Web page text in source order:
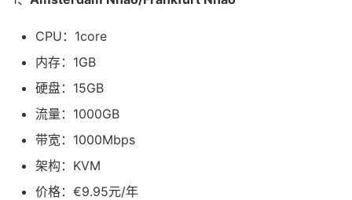
CPU：1core
内存：1GB
硬盘：15GB
流量：1000GB
带宽：1000Mbps
架构：KVM
价格：€9.95元/年